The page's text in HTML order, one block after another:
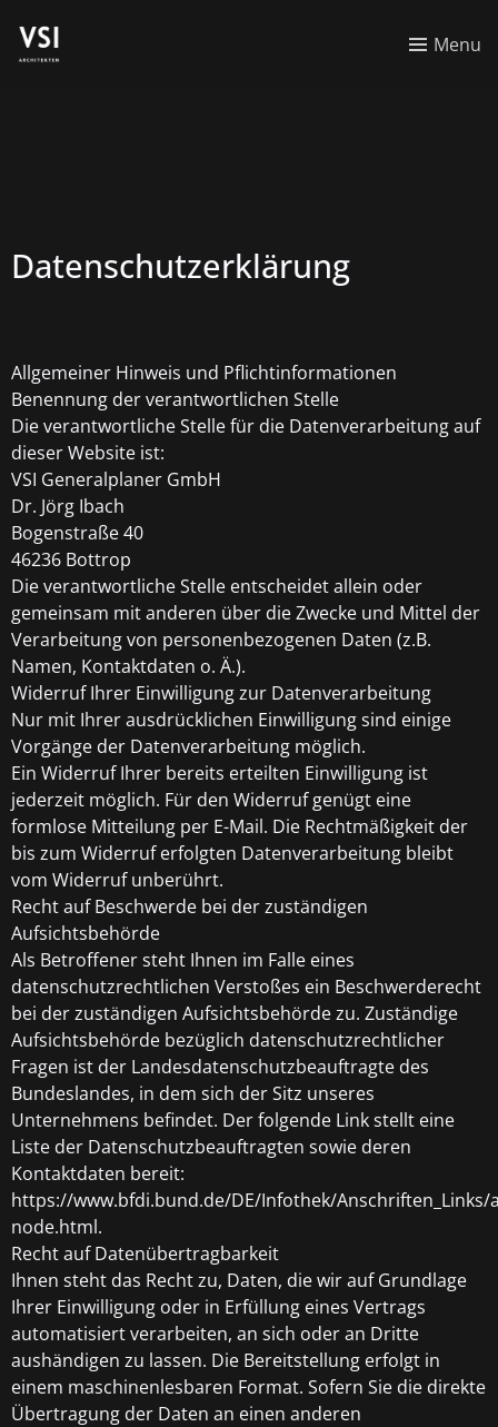
Menu
Datenschutzerklärung
Allgemeiner Hinweis und Pflichtinformationen
Benennung der verantwortlichen Stelle
Die verantwortliche Stelle für die Datenverarbeitung auf
dieser Website ist:
VSI Generalplaner GmbH
Dr. Jörg Ibach
Bogenstraße 40
46236 Bottrop
Die verantwortliche Stelle entscheidet allein oder
gemeinsam mit anderen über die Zwecke und Mittel der
Verarbeitung von personenbezogenen Daten (z.B.
Namen, Kontaktdaten o. Ä.).
Widerruf Ihrer Einwilligung zur Datenverarbeitung
Nur mit Ihrer ausdrücklichen Einwilligung sind einige
Vorgänge der Datenverarbeitung möglich.
Ein Widerruf Ihrer bereits erteilten Einwilligung ist
jederzeit möglich. Für den Widerruf genügt eine
formlose Mitteilung per E-Mail. Die Rechtmäßigkeit der
bis zum Widerruf erfolgten Datenverarbeitung bleibt
vom Widerruf unberührt.
Recht auf Beschwerde bei der zuständigen
Aufsichtsbehörde
Als Betroffener steht Ihnen im Falle eines
datenschutzrechtlichen Verstoßes ein Beschwerderecht
bei der zuständigen Aufsichtsbehörde zu. Zuständige
Aufsichtsbehörde bezüglich datenschutzrechtlicher
Fragen ist der Landesdatenschutzbeauftragte des
Bundeslandes, in dem sich der Sitz unseres
Unternehmens befindet. Der folgende Link stellt eine
Liste der Datenschutzbeauftragten sowie deren
Kontaktdaten bereit:
https://www.bfdi.bund.de/DE/Infothek/Anschriften_Links/
node.html.
Recht auf Datenübertragbarkeit
Ihnen steht das Recht zu, Daten, die wir auf Grundlage
Ihrer Einwilligung oder in Erfüllung eines Vertrags
automatisiert verarbeiten, an sich oder an Dritte
aushändigen zu lassen. Die Bereitstellung erfolgt in
einem maschinenlesbaren Format. Sofern Sie die direkte
Übertragung der Daten an einen anderen